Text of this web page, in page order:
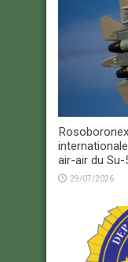
air-air du Su-
29/07/2026